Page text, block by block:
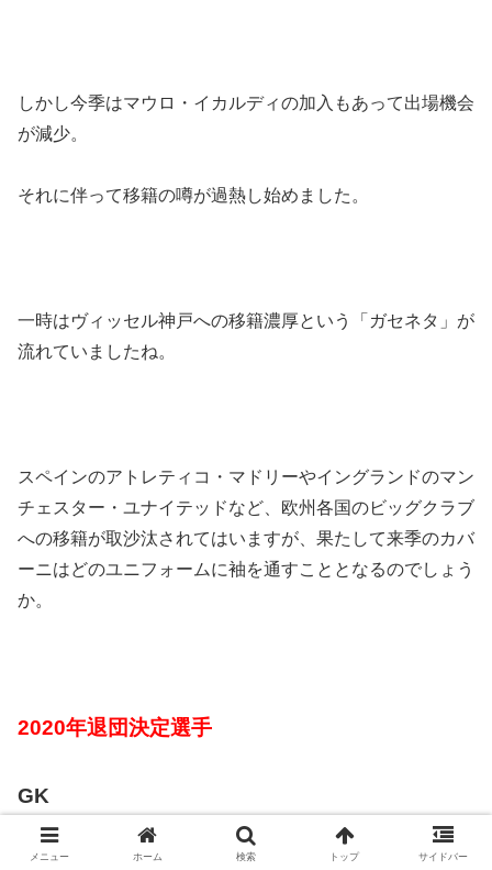
しかし今季はマウロ・イカルディの加入もあって出場機会
が減少。
それに伴って移籍の噂が過熱し始めました。
一時はヴィッセル神戸への移籍濃厚という「ガセネタ」が
流れていましたね。
スペインのアトレティコ・マドリーやイングランドのマン
チェスター・ユナイテッドなど、欧州各国のビッグクラブ
への移籍が取沙汰されてはいますが、果たして来季のカバ
ーニはどのユニフォームに袖を通すこととなるのでしょう
か。
2020年退団決定選手
GK
マルシン・ブルカ → カルタヘナ
メニュー ホーム 検索 トップ サイドバー